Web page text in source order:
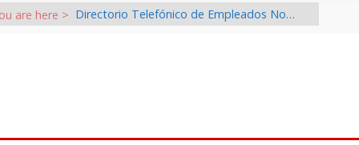
Directorio Telefónico de Empleados No…